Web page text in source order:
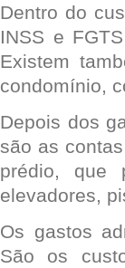
Dentro do
INSS e
Existem
condomínio,
Depois dos
são as
prédio, que
elevadores,
Os gastos
São os